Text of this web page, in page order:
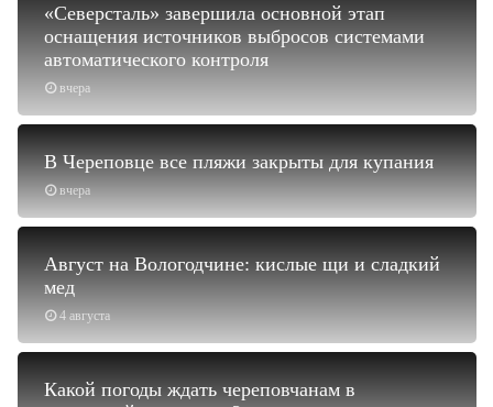
вчера
«Северсталь» завершила основной этап
оснащения источников выбросов системами
автоматического контроля
вчера
В Череповце все пляжи закрыты для купания
4 августа
Август на Вологодчине: кислые щи и сладкий
мед
Какой погоды ждать череповчанам в